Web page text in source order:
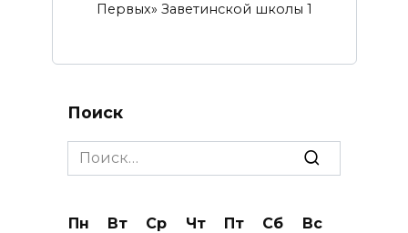
Первых» Заветинской школы 1
Поиск
Search
for:
Пн Вт Ср Чт Пт Сб
Вс